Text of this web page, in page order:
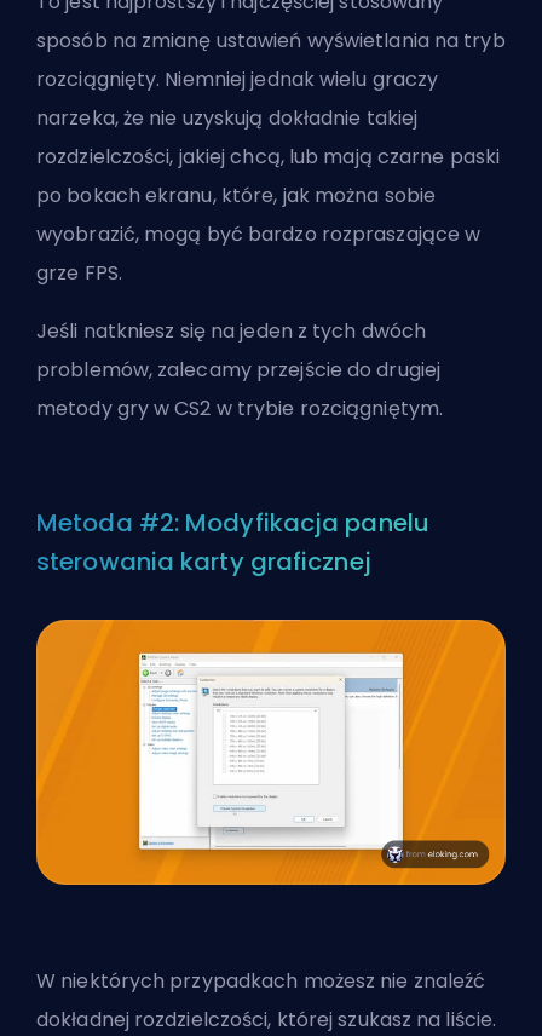
sposób na zmianę ustawień wyświetlania na tryb
rozciągnięty. Niemniej jednak wielu graczy
narzeka, że nie uzyskują dokładnie takiej
rozdzielczości, jakiej chcą, lub mają czarne paski
po bokach ekranu, które, jak można sobie
wyobrazić, mogą być bardzo rozpraszające w
grze FPS.
Jeśli natkniesz się na jeden z tych dwóch
problemów, zalecamy przejście do drugiej
metody gry w CS2 w trybie rozciągniętym.
Metoda #2: Modyfikacja panelu
sterowania karty graficznej
W niektórych przypadkach możesz nie znaleźć
dokładnej rozdzielczości, której szukasz na liście.